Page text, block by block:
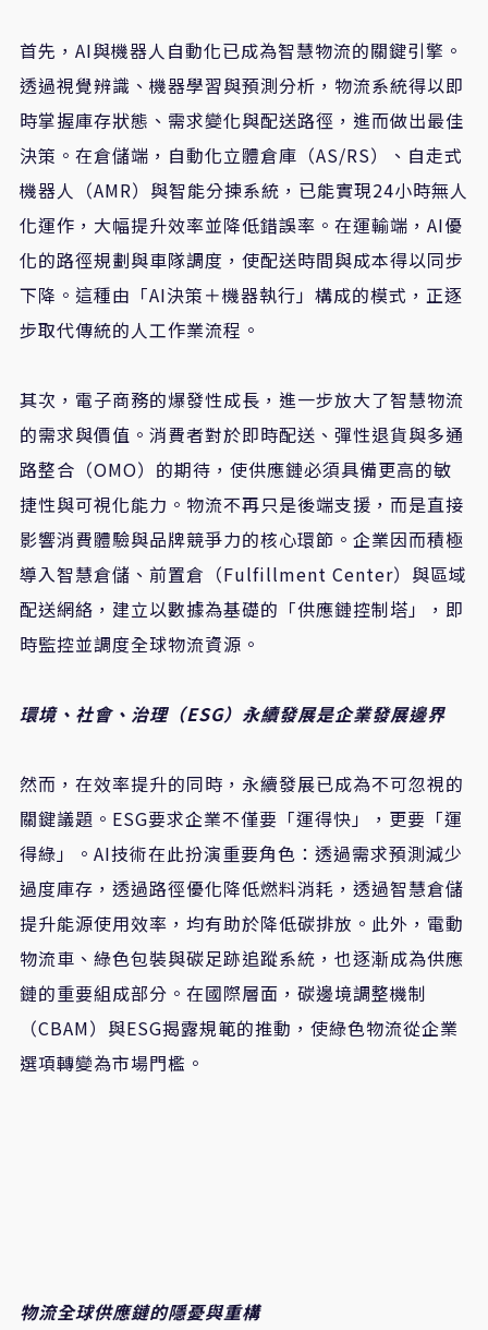
首先，AI與機器人自動化已成為智慧物流的關鍵引擎。
透過視覺辨識、機器學習與預測分析，物流系統得以即
時掌握庫存狀態、需求變化與配送路徑，進而做出最佳
決策。在倉儲端，自動化立體倉庫（AS/RS）、自走式
機器人（AMR）與智能分揀系統，已能實現24小時無人
化運作，大幅提升效率並降低錯誤率。在運輸端，AI優
化的路徑規劃與車隊調度，使配送時間與成本得以同步
下降。這種由「AI決策＋機器執行」構成的模式，正逐
步取代傳統的人工作業流程。
其次，電子商務的爆發性成長，進一步放大了智慧物流
的需求與價值。消費者對於即時配送、彈性退貨與多通
路整合（OMO）的期待，使供應鏈必須具備更高的敏
捷性與可視化能力。物流不再只是後端支援，而是直接
影響消費體驗與品牌競爭力的核心環節。企業因而積極
導入智慧倉儲、前置倉（Fulfillment Center）與區域
配送網絡，建立以數據為基礎的「供應鏈控制塔」，即
時監控並調度全球物流資源。
環境、社會、治理（ESG）永續發展是企業發展邊界
然而，在效率提升的同時，永續發展已成為不可忽視的
關鍵議題。ESG要求企業不僅要「運得快」，更要「運
得綠」。AI技術在此扮演重要角色：透過需求預測減少
過度庫存，透過路徑優化降低燃料消耗，透過智慧倉儲
提升能源使用效率，均有助於降低碳排放。此外，電動
物流車、綠色包裝與碳足跡追蹤系統，也逐漸成為供應
鏈的重要組成部分。在國際層面，碳邊境調整機制
（CBAM）與ESG揭露規範的推動，使綠色物流從企業
選項轉變為市場門檻。
物流全球供應鏈的隱憂與重構